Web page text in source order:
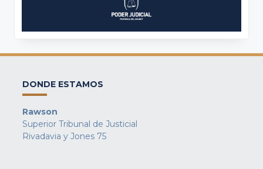
DONDE ESTAMOS
Rawson
Superior Tribunal de Justicial
Rivadavia y Jones 75